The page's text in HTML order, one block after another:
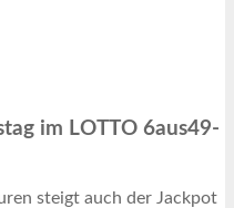
im LOTTO 6aus49-
steigt auch der Jackpot